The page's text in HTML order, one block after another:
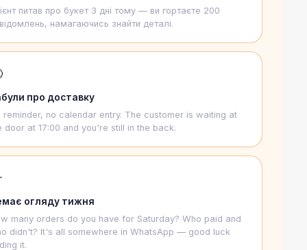
питав про букет 3 дні тому — ви гортаєте 200
намагаючись знайти деталі.
про доставку
reminder, no calendar entry. The customer is waiting at
door at 17:00 and you're still in the back.
огляду тижня
many orders do you have for Saturday? Who paid and
didn't? It's all somewhere in WhatsApp — good luck
it.